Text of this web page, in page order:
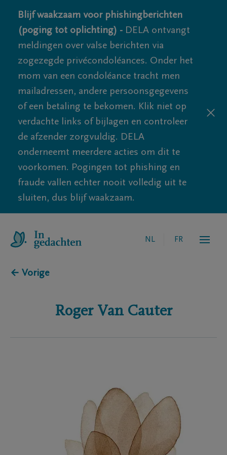
Blijf waakzaam voor phishingberichten
(poging tot oplichting) - DELA ontvangt
meldingen over valse berichten via
zogezegde privécondoléances. Onder het
mom van een condoléance tracht men
mailadressen, andere persoonsgegevens
of een betaling te bekomen. Klik niet op
verdachte links of bijlagen en controleer
de afzender zorgvuldig. DELA
onderneemt meerdere acties om dit te
voorkomen. Pogingen tot phishing en
fraude vallen echter nooit volledig uit te
sluiten, dus blijf waakzaam.
NL FR
← Vorige
Roger Van Cauter